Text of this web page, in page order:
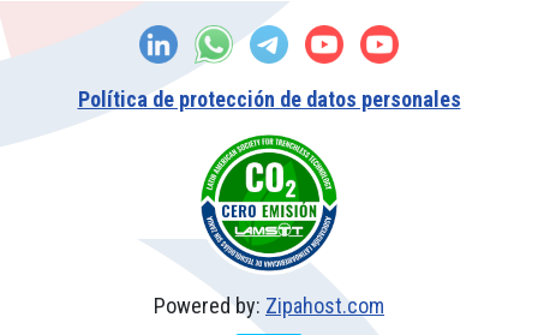
Política de protección de datos personales
Powered by: Zipahost.com